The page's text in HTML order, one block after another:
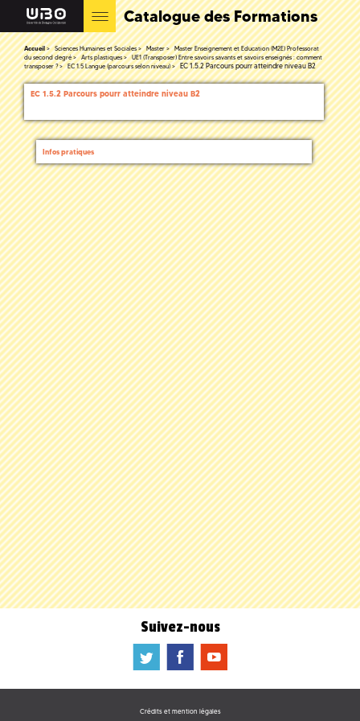
Catalogue des Formations
Accueil Sciences Humaines et Sociales Master
Master Enseignement et Education (M2E) Professorat
du second degré
Arts plastiques
UE1 (Transposer) Entre savoirs savants et savoirs enseignés : comment
transposer ?
EC 1.5 Langue (parcours selon niveau) EC 1.5.2 Parcours pourr atteindre niveau B2
EC 1.5.2 Parcours pourr atteindre niveau B2
Infos pratiques
Suivez-nous
a b f
Crédits et mention légales